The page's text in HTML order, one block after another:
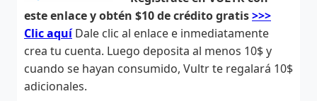
este enlace y obtén $10 de crédito gratis>>>
Clic aquíDale clic al enlace e inmediatamente
crea tu cuenta. Luego deposita al menos 10$ y
cuando se hayan consumido, Vultr te regalará 10$
adicionales.